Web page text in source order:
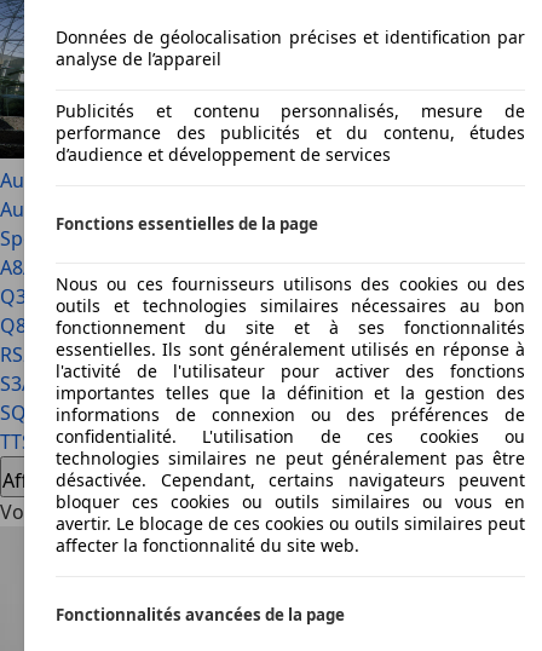
Audi A2
Audi A3 Sportback
SportbackAudi A6Audi A6 allroadAudi A7 Sportback
A8Audi Allroad
Q3 Audi Q4 E-TronAudi Q5Audi Q6 e-tronAudi Q7Audi
Q8 Audi R8Audi RS 4 Audi RS 7 SportbackAudi RS Q3Audi
RS2
Audi RS3Audi RS5Audi RS6 (C8)Audi S1Audi S2Audi
S3Audi S4Audi S5 Audi S6Audi S6 e-tronAudi S7Audi S8Audi
SQ2
Audi SQ5Audi SQ7 Audi SQ8Audi TTAudi TT RSAudi
TTS
Audi V8
Afficher tout
Voir les offres Audi
Données de géolocalisation précises et identification par
analyse de l’appareil
Publicités et contenu personnalisés, mesure de
performance des publicités et du contenu, études
d’audience et développement de services
Fonctions essentielles de la page
Nous ou ces fournisseurs utilisons des cookies ou des
outils et technologies similaires nécessaires au bon
fonctionnement du site et à ses fonctionnalités
essentielles. Ils sont généralement utilisés en réponse à
l'activité de l'utilisateur pour activer des fonctions
importantes telles que la définition et la gestion des
informations de connexion ou des préférences de
confidentialité. L'utilisation de ces cookies ou
technologies similaires ne peut généralement pas être
désactivée. Cependant, certains navigateurs peuvent
bloquer ces cookies ou outils similaires ou vous en
avertir. Le blocage de ces cookies ou outils similaires peut
affecter la fonctionnalité du site web.
Fonctionnalités avancées de la page